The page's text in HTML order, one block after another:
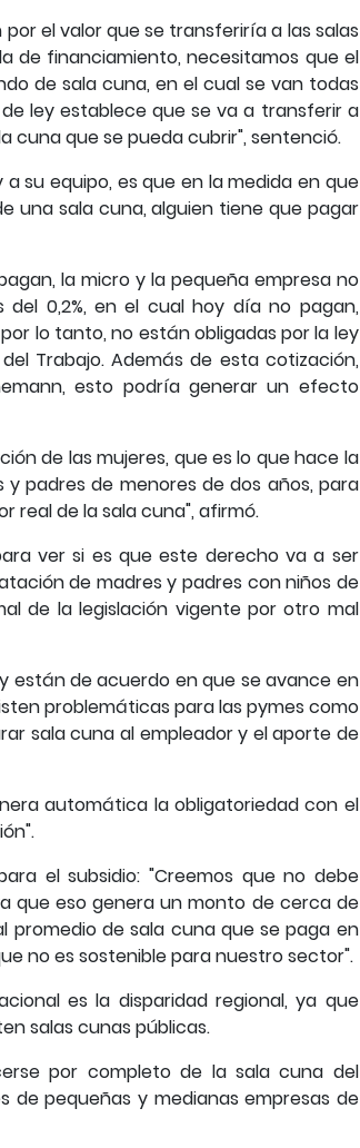
el valor que se transferiría a las salas
de financiamiento, necesitamos que el
de sala cuna, en el cual se van todas
ley establece que se va a transferir a
cuna que se pueda cubrir", sentenció.
su equipo, es que en la medida en que
una sala cuna, alguien tiene que pagar
la micro y la pequeña empresa no
0,2%, en el cual hoy día no pagan,
lo tanto, no están obligadas por la ley
Trabajo. Además de esta cotización,
esto podría generar un efecto
de las mujeres, que es lo que hace la
padres de menores de dos años, para
real de la sala cuna", afirmó.
ver si es que este derecho va a ser
de madres y padres con niños de
de la legislación vigente por otro mal
están de acuerdo en que se avance en
problemáticas para las pymes como
sala cuna al empleador y el aporte de
automática la obligatoriedad con el
el subsidio: "Creemos que no debe
que eso genera un monto de cerca de
promedio de sala cuna que se paga en
no es sostenible para nuestro sector".
es la disparidad regional, ya que
salas cunas públicas.
por completo de la sala cuna del
de pequeñas y medianas empresas de